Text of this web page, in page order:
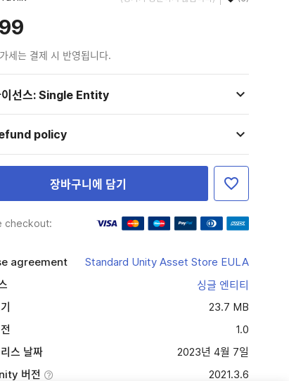
세는 결제 시 반영됩니다.
이선스: Single Entity
policy
장바구니에 담기
checkout:
agreement
Standard Unity Asset Store EULA
싱글 엔티티
23.7 MB
1.0
스 날짜
2023년 4월 7일
버전
2021.3.6